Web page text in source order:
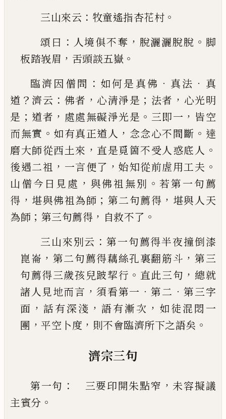
三山來云 ： 牧童遙指杏花村 。
頌曰 ： 人境俱不奪 ， 脫灑灑脫脫 。 脚
板踏峩眉 ， 舌頭談五嶽 。
臨濟因僧問 ： 如何是真佛 ． 真法 ． 真
道 ？ 濟云 ： 佛者 ， 心清淨是 ； 法者 ， 心光明
是 ； 道者 ， 處處無礙淨光是 。 三即一 ， 皆空
而無實 。 如有真正道人 ， 念念心不間斷 。 達
磨大師從西土來 ， 直是覓箇不受人惑底人 。
後遇二祖 ， 一言便了 ，始知從前虗用工夫 。
山僧今日見處 ， 與佛祖無別 。若第一句薦
得 ， 堪與佛祖為師 ； 第二句薦得 ， 堪與人天
為師 ； 第三句薦得 ， 自救不了 。
三山來別云 ：第一句薦得半夜撞倒漆
崑崙 ， 第二句薦得藕絲孔裏翻筋斗 ， 第三
句薦得三歲孩兒跛挈行 。 直此三句 ， 總就
諸人見地而言 ， 須看第一 ．第二 ．第三字
面 ， 話有深淺 ， 語有漸次 ， 如徒混悶一
團 ， 平空卜度 ， 則不會臨濟所下之語矣 。
濟宗三句
第一句 ： 三要印開朱點窄 ， 未容擬議
主賓分 。